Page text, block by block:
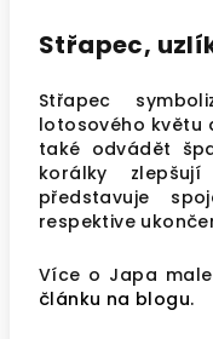
Střapec,
Střapec
lotosového květu
také odvádět
korálky
představuje
respektive
Více o Japa
článku na blogu.